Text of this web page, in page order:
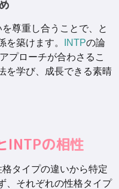
尊重し合うことで、と
を築けます。
INTPの論
プローチが合わさるこ
を学び、成長できる素晴
INTPの相性
タイプの違いから特定
、それぞれの性格タイプ